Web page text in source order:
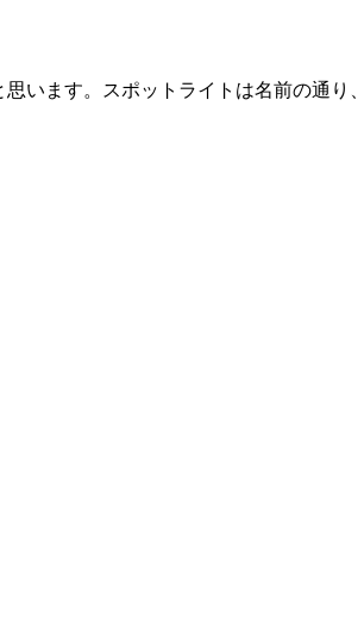
います。スポットライトは名前の通り